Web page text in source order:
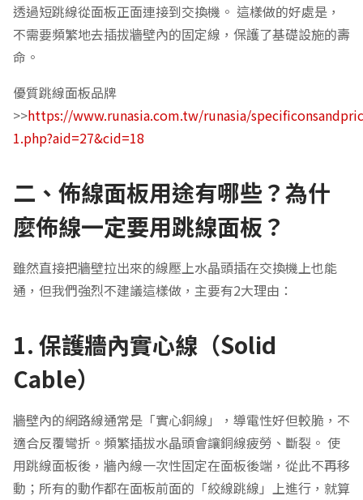
透過短跳線從面板正面連接到交換機。 這樣做的好處是，
不需要頻繁地去插拔牆壁內的固定線，保護了基礎設施的壽
命。
優質跳線面板品牌
>>https://www.runasia.com.tw/runasia/
1.php?aid=27&cid=18
二、佈線面板用途有哪些？為什
麼佈線一定要用跳線面板？
雖然直接把牆壁拉出來的線壓上水晶頭插在交換機上也能
通，但我們強烈不建議這樣做，主要有2大理由：
1. 保護牆內實心線（Solid
Cable）
牆壁內的網路線通常是「實心銅線」，導電性好但較脆，不
適合反覆彎折。頻繁插拔水晶頭會讓銅線疲勞、斷裂。 使
用跳線面板後，牆內線一次性固定在面板後端，從此不再移
動；所有的動作都在面板前面的「絞線跳線」上進行，就算